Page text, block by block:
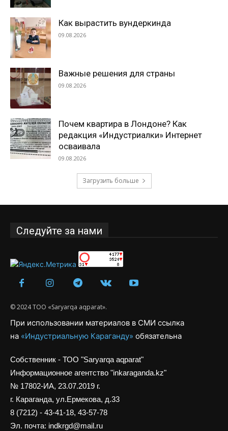
Как вырастить вундеркинда
09.08.2026
Важные решения для страны
09.08.2026
Почем квартира в Лондоне? Как
редакция «Индустриалки» Интернет
осваивала
09.08.2026
Загрузить больше
Следуйте за нами
© 2024 ТОО «Saryarqa aqparat».
При использовании материалов в СМИ ссылка
на «Индустриальную Караганду» обязательна
Собственник - ТОО "Saryarqa aqparat"
Информационное агентство "inkaraganda.kz"
№ 17802-ИА, 23.07.2019 г.
г. Караганда, ул.Ермекова, д.33
8 (7212) - 43-41-18, 43-57-78
Эл. почта: indkrgd@mail.ru